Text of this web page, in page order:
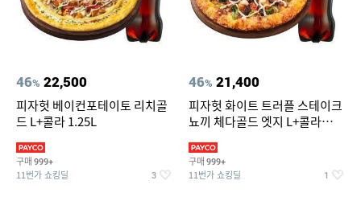
46% 22,500
피자헛 베이컨포테이토 리치골
드 L+콜라 1.25L
구매 999+
11번가 쇼킹딜 3
46% 21,400
피자헛 화이트 트러플 스테이크
뇨끼 체다골드 엣지 L+콜라
구매 999+
11번가 쇼킹딜 1